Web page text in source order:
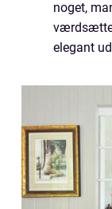
noget,
elegant
bevare